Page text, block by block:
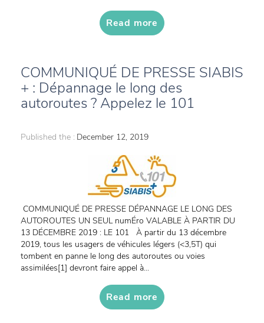
Read more
COMMUNIQUÉ DE PRESSE SIABIS
+ : Dépannage le long des
autoroutes ? Appelez le 101
Published the : December 12, 2019
COMMUNIQUÉ DE PRESSE DÉPANNAGE LE LONG DES
AUTOROUTES UN SEUL numÉro VALABLE À PARTIR DU
13 DÉCEMBRE 2019 : LE 101 À partir du 13 décembre
2019, tous les usagers de véhicules légers (<3,5T) qui
tombent en panne le long des autoroutes ou voies
assimilées[1] devront faire appel à...
Read more